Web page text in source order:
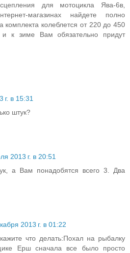
для мотоцикла Ява-6в,
магазинах найдете полно
комплекта колеблется от 220 до 450
и к зиме Вам обязательно придут
г. в 15:31
штук?
2013 г. в 20:51
а Вам понадобятся всего 3. Два
2013 г. в 01:22
что делать:Похал на рыбалку
Ерш сначала все было просто